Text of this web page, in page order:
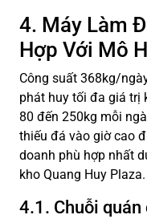
4. Máy Làm
Hợp Với Mô
Công suất 368kg/
phát huy tối đa giá trị
80 đến 250kg mỗi
thiếu đá vào giờ cao
doanh phù hợp nhất
kho Quang Huy Plaza.
4.1. Chuỗi quán